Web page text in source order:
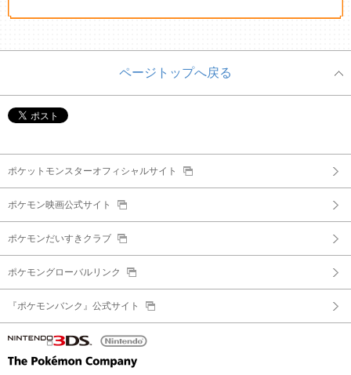
ページトップへ戻る
ポケットモンスターオフィシャルサイト
ポケモン映画公式サイト
ポケモンだいすきクラブ
ポケモングローバルリンク
『ポケモンバンク』公式サイト